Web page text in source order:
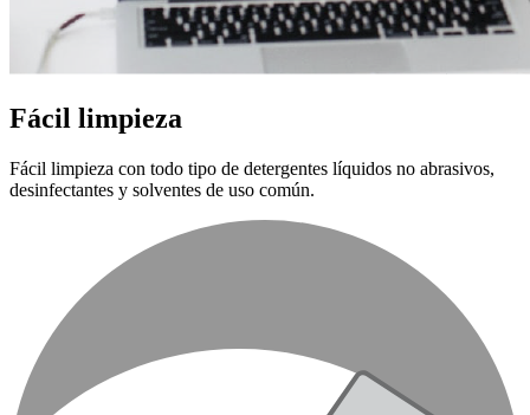
Fácil limpieza
Fácil limpieza con todo tipo de detergentes líquidos no abrasivos,
desinfectantes y solventes de uso común.